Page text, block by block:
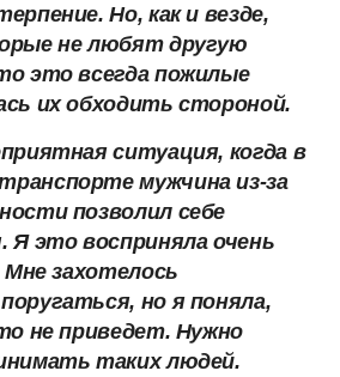
Но, как и везде,
не любят другую
это всегда пожилые
их обходить стороной.
ситуация, когда в
мужчина из-за
позволил себе
Я это восприняла очень
Мне захотелось
но я поняла,
не приведет. Нужно
таких людей.